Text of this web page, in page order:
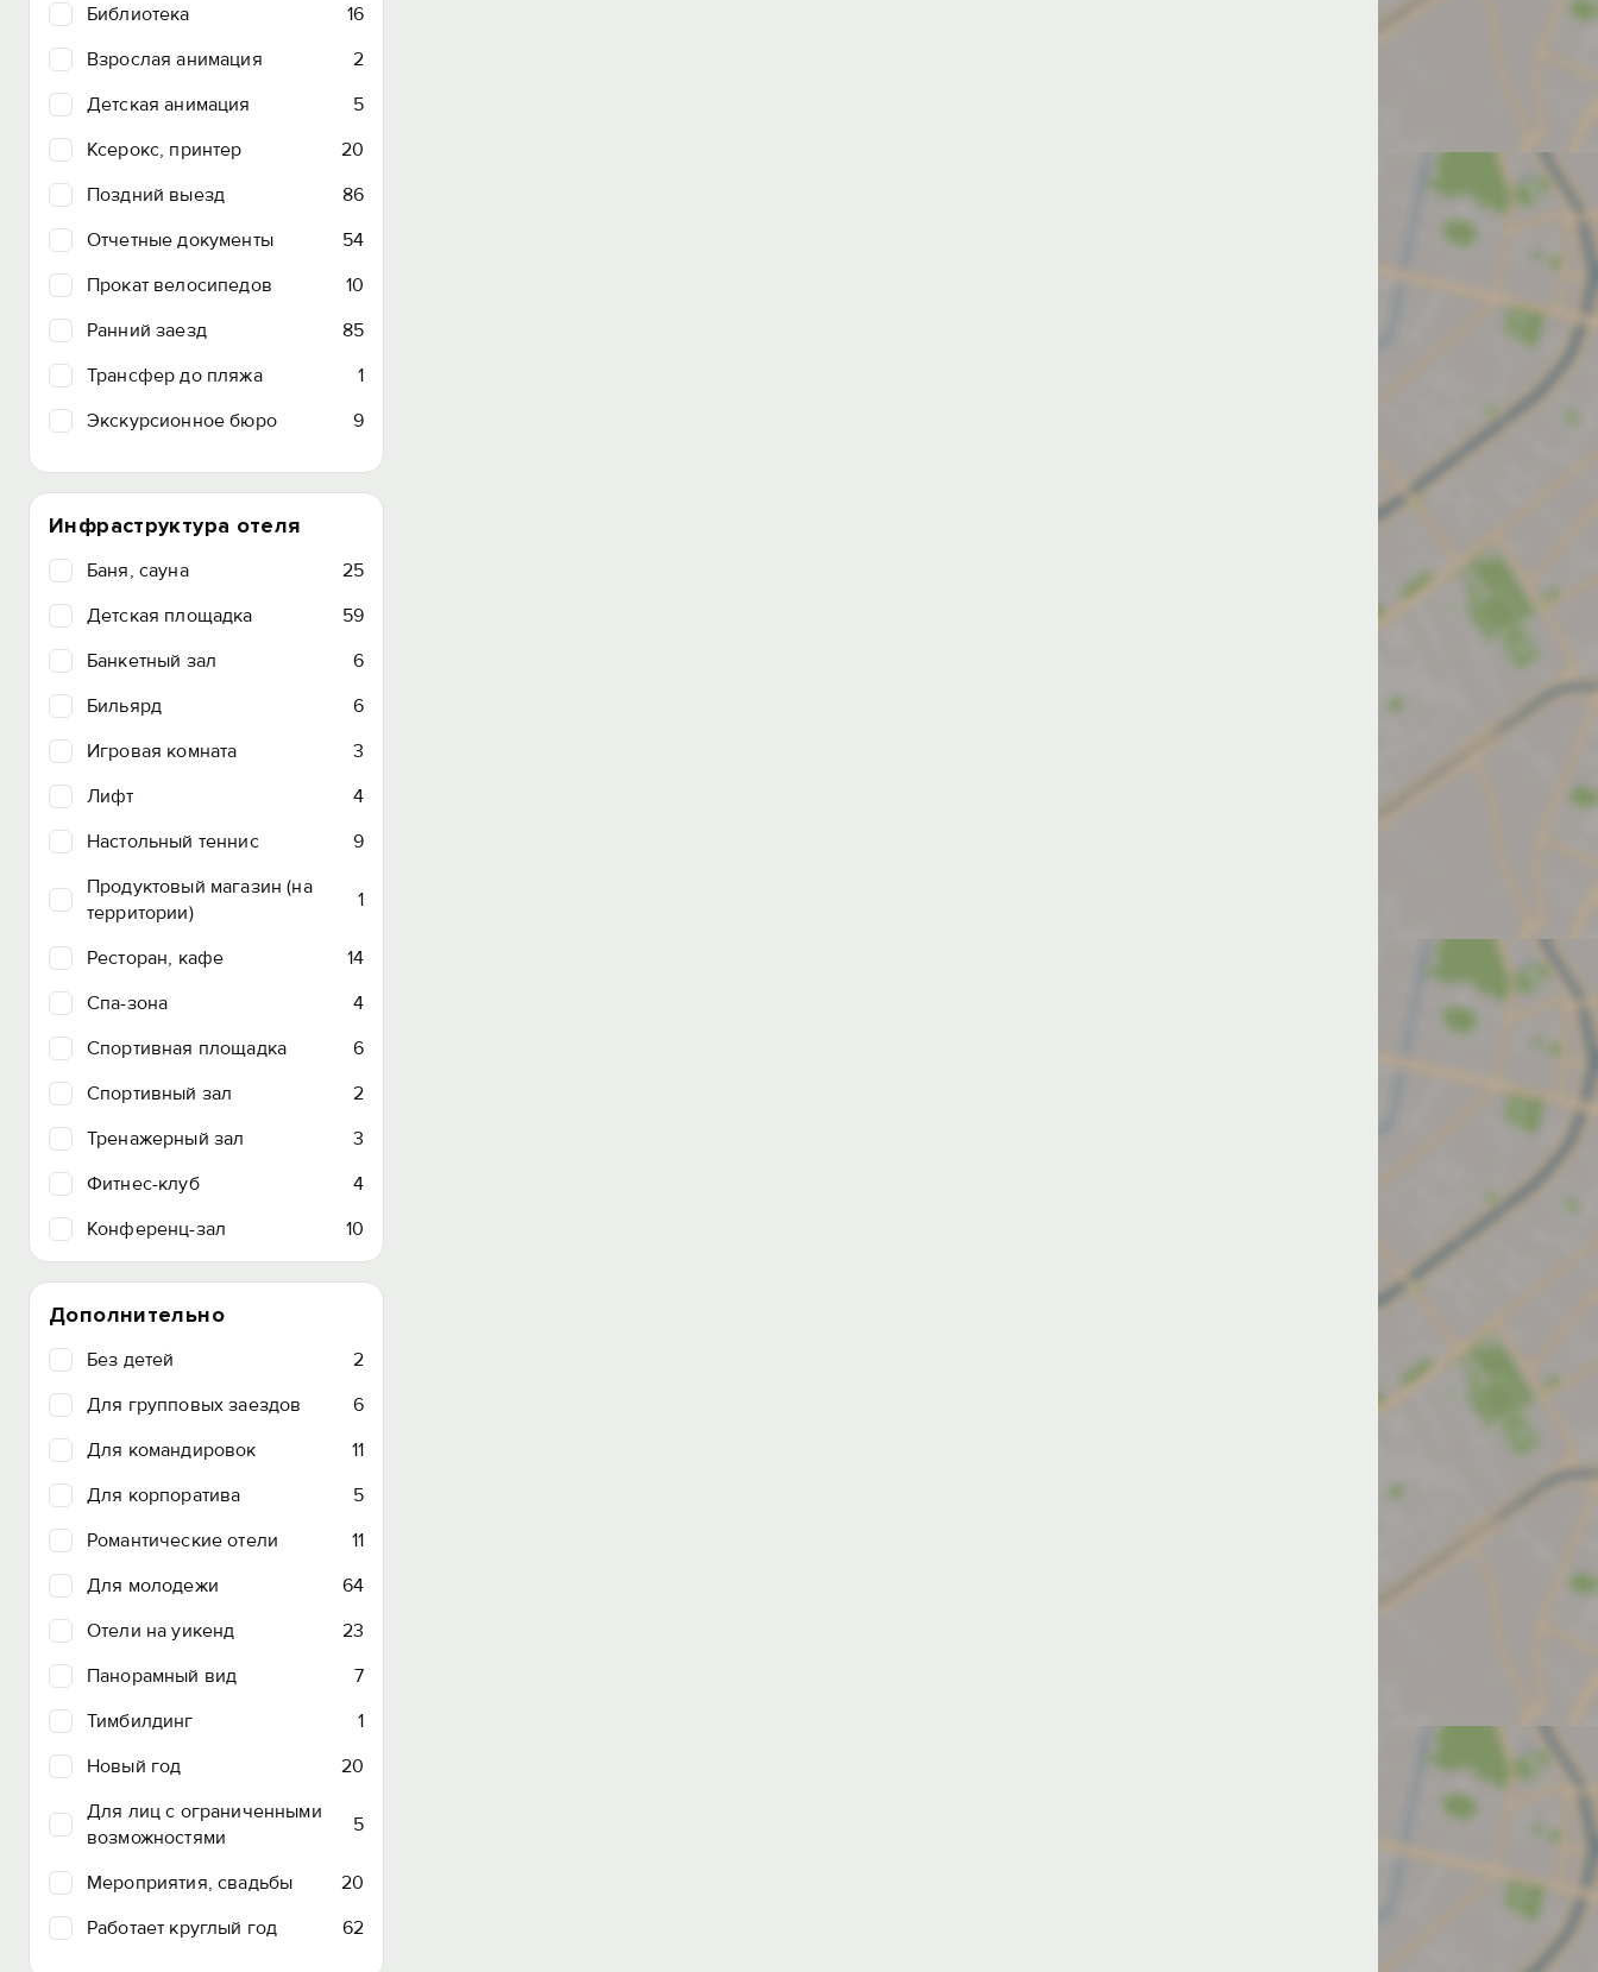
Библиотека
16
Взрослая анимация
2
Детская анимация
5
Ксерокс, принтер
20
Поздний выезд
86
Отчетные документы
54
Прокат велосипедов
10
Ранний заезд
85
Трансфер до пляжа
1
Экскурсионное бюро
9
Инфраструктура отеля
Баня, сауна
25
Детская площадка
59
Банкетный зал
6
Бильярд
6
Игровая комната
3
Лифт
4
Настольный теннис
9
Продуктовый магазин (на
территории)
1
Ресторан, кафе
14
Спа-зона
4
Спортивная площадка
6
Спортивный зал
2
Тренажерный зал
3
Фитнес-клуб
4
Конференц-зал
10
Дополнительно
Без детей
2
Для групповых заездов
6
Для командировок
11
Для корпоратива
5
Романтические отели
11
Для молодежи
64
Отели на уикенд
23
Панорамный вид
7
Тимбилдинг
1
Новый год
20
Для лиц с ограниченными
возможностями
5
Мероприятия, свадьбы
20
Работает круглый год
62